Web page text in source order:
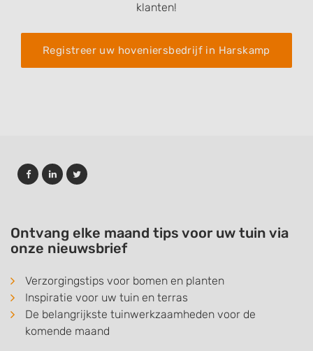
klanten!
Registreer uw hoveniersbedrijf in Harskamp
Ontvang elke maand tips voor uw tuin via
onze nieuwsbrief
Verzorgingstips voor bomen en planten
Inspiratie voor uw tuin en terras
De belangrijkste tuinwerkzaamheden voor de
komende maand